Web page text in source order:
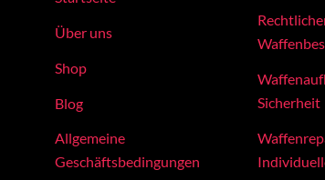
Über uns
Shop
Blog
Allgemeine
Geschäftsbedingungen
Sicherheit